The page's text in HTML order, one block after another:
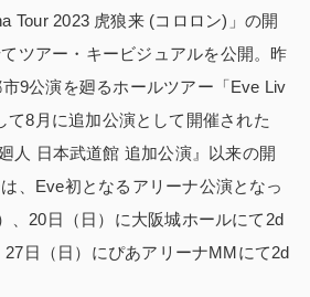
Tour 2023 ⻁狼来 (コロロン)」の開
ツアー・キービジュアルを公開。昨
9公演を廻るホールツアー「Eve Liv
て8月に追加公演として開催された
人 日本武道館 追加公演』以来の開
、Eve初となるアリーナ公演となっ
、20日（日）に大阪城ホールにて2d
日（日）にぴあアリーナMMにて2d